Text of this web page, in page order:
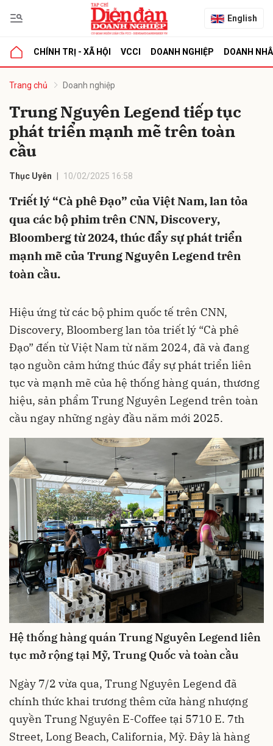
English
CHÍNH TRỊ - XÃ HỘI VCCI DOANH NGHIỆP DOANH
Trang chủ Doanh nghiệp
Trung Nguyên Legend tiếp tục
phát triển mạnh mẽ trên toàn
cầu
Thục Uyên 10/02/2025 16:58
Triết lý “Cà phê Đạo” của Việt Nam, lan tỏa
qua các bộ phim trên CNN, Discovery,
Bloomberg từ 2024, thúc đẩy sự phát triển
mạnh mẽ của Trung Nguyên Legend trên
toàn cầu.
Hiệu ứng từ các bộ phim quốc tế trên CNN,
Discovery, Bloomberg lan tỏa triết lý “Cà phê
Đạo” đến từ Việt Nam từ năm 2024, đã và đang
tạo nguồn cảm hứng thúc đẩy sự phát triển liên
tục và mạnh mẽ của hệ thống hàng quán, thương
hiệu, sản phẩm Trung Nguyên Legend trên toàn
cầu ngay những ngày đầu năm mới 2025.
Hệ thống hàng quán Trung Nguyên Legendliên
tục mở rộngtại Mỹ, Trung Quốc và toàn cầu
Ngày 7/2 vừa qua, Trung Nguyên Legend đã
chính thức khai trương thêm cửa hàng nhượng
quyền Trung Nguyên E-Coffee tại 5710 E. 7th
Street, Long Beach, California, Mỹ. Đây là hàng
luận
Hủy